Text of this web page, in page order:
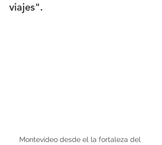
viajes".
Montevideo desde el la fortaleza del